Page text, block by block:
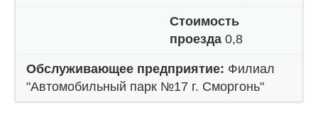
Стоимость
проезда 0,8
Обслуживающее предприятие: Филиал
"Автомобильный парк №17 г. Сморгонь"